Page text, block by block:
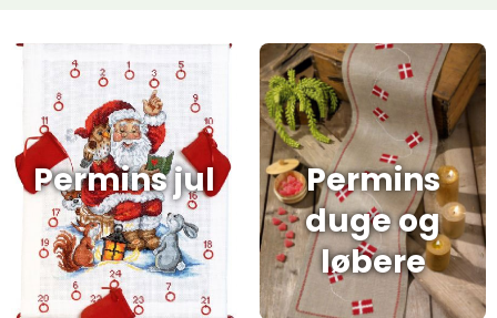
Permins jul
Permins
duge og
løbere